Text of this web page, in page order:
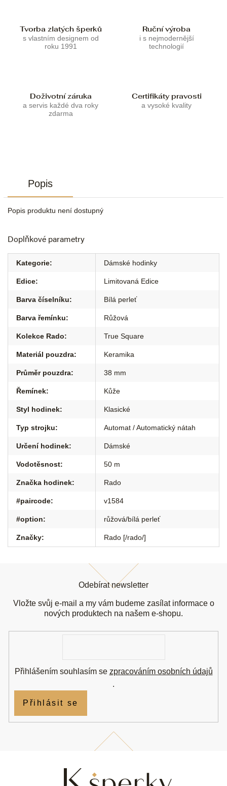
Tvorba zlatých šperků
s vlastním designem od
roku 1991
Ruční výroba
i s nejmodernější
technologií
Doživotní záruka
a servis každé dva roky
zdarma
Certifikáty pravosti
a vysoké kvality
Popis
Popis produktu není dostupný
Doplňkové parametry
Kategorie: Dámské hodinky
Edice: Limitovaná Edice
Barva číselníku: Bílá perleť
Barva řemínku: Růžová
Kolekce Rado: True Square
Materiál pouzdra: Keramika
Průměr pouzdra: 38 mm
Řemínek: Kůže
Styl hodinek: Klasické
Typ strojku: Automat / Automatický nátah
Určení hodinek: Dámské
Vodotěsnost: 50 m
Značka hodinek: Rado
#paircode: v1584
#option: růžová/bílá perleť
Značky: Rado [/rado/]
Odebírat newsletter
Vložte svůj e-mail a my vám budeme zasílat informace o
nových produktech na našem e-shopu.
Přihlášením souhlasím se zpracováním osobních údajů
.
Přihlásit se